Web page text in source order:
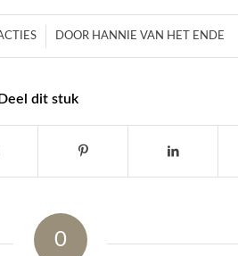
DOOR HANNIE VAN HET ENDE
Deel dit stuk
0